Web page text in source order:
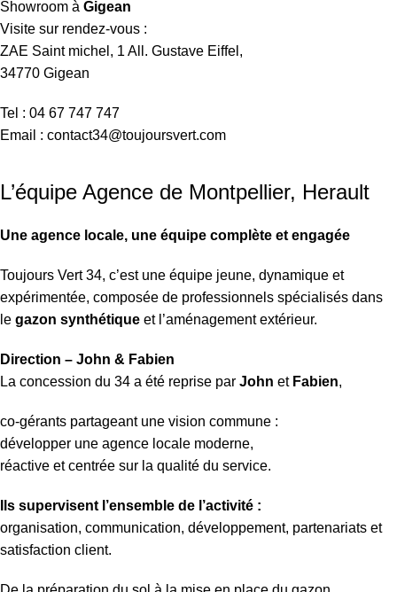
Showroom à Gigean
Visite sur rendez-vous :
ZAE Saint michel, 1 All. Gustave Eiffel,
34770 Gigean
Tel : 04 67 747 747
Email : contact34@toujoursvert.com
L’équipe Agence de Montpellier, Herault
Une agence locale, une équipe complète et engagée
Toujours Vert 34, c’est une équipe jeune, dynamique et
expérimentée, composée de professionnels spécialisés dans
le gazon synthétique et l’aménagement extérieur.
Direction – John & Fabien
La concession du 34 a été reprise par John et Fabien,
co-gérants partageant une vision commune :
développer une agence locale moderne,
réactive et centrée sur la qualité du service.
Ils supervisent l’ensemble de l’activité :
organisation, communication, développement, partenariats et
satisfaction client.